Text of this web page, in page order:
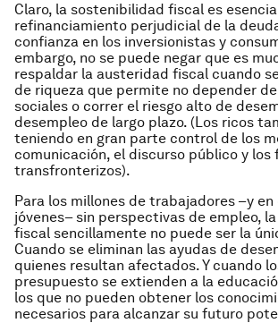
Claro, la sostenibilidad fiscal es
refinanciamiento perjudicial de la
confianza en los inversionistas y
embargo, no se puede negar que es
respaldar la austeridad fiscal cuando
de riqueza que permite no depender
sociales o correr el riesgo alto de
desempleo de largo plazo. (Los ricos
teniendo en gran parte control de los
comunicación, el discurso público y
transfronterizos).
Para los millones de trabajadores –y
jóvenes– sin perspectivas de empleo,
fiscal sencillamente no puede ser la
Cuando se eliminan las ayudas de
quienes resultan afectados. Y cuando
presupuesto se extienden a la
los que no pueden obtener los
necesarios para alcanzar su futuro